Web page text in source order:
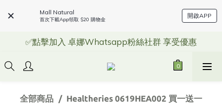
Mall Natural
首次下載App領取 $20 購物金
開啟APP
✅點擊加入 卓娜Whatsapp粉絲社群 享受優惠
全部商品 Healtheries 0619HEA002 買一送一